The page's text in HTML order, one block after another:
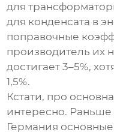
для
для конденсата в
поправочные
производитель их
достигает 3–5%,
1,5%.
Кстати, про
интересно. Раньше
Германия